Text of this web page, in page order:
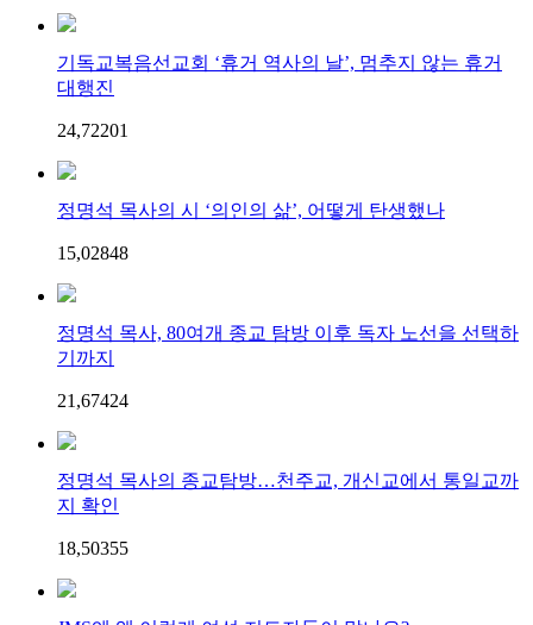
기독교복음선교회 ‘휴거 역사의 날’, 멈추지 않는 휴거
대행진
24,72201
정명석 목사의 시 ‘의인의 삶’, 어떻게 탄생했나
15,02848
정명석 목사, 80여개 종교 탐방 이후 독자 노선을 선택하
기까지
21,67424
정명석 목사의 종교탐방…천주교, 개신교에서 통일교까
지 확인
18,50355